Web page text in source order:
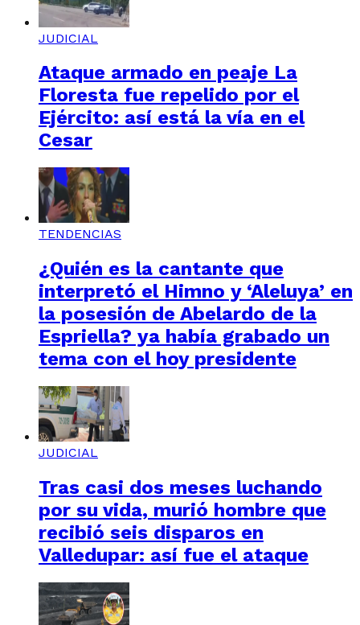
JUDICIAL
Ataque armado en peaje La
Floresta fue repelido por el
Ejército: así está la vía en el
Cesar
TENDENCIAS
¿Quién es la cantante que
interpretó el Himno y ‘Aleluya’ en
la posesión de Abelardo de la
Espriella? ya había grabado un
tema con el hoy presidente
JUDICIAL
Tras casi dos meses luchando
por su vida, murió hombre que
recibió seis disparos en
Valledupar: así fue el ataque